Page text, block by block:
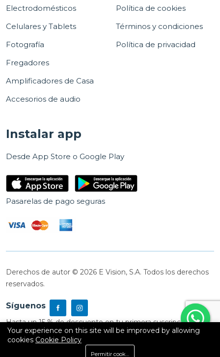
Electrodomésticos
Celulares y Tablets
Fotografía
Fregadores
Amplificadores de Casa
Accesorios de audio
Política de cookies
Términos y condiciones
Política de privacidad
Instalar app
Desde App Store o Google Play
Pasarelas de pago seguras
Derechos de autor © 2026 E Vision, S.A. Todos los derechos
reservados.
Síguenos
Hasta un 15 % de descuento en tu primera suscripción
Your experience on this site will be improved by allowing
cookies Cookie Policy
Permitir cookies